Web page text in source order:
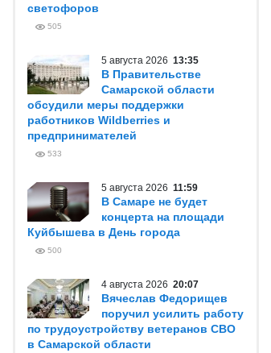
светофоров
505
5 августа 2026 13:35
В Правительстве
Самарской области
обсудили меры поддержки
работников Wildberries и
предпринимателей
533
5 августа 2026 11:59
В Самаре не будет
концерта на площади
Куйбышева в День города
500
4 августа 2026 20:07
Вячеслав Федорищев
поручил усилить работу
по трудоустройству ветеранов СВО
в Самарской области